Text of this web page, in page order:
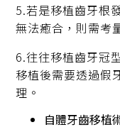
5.若是移植齒牙根
無法癒合，則需考
6.往往移植齒牙冠
移植後需要透過假
理。
自體牙齒移植